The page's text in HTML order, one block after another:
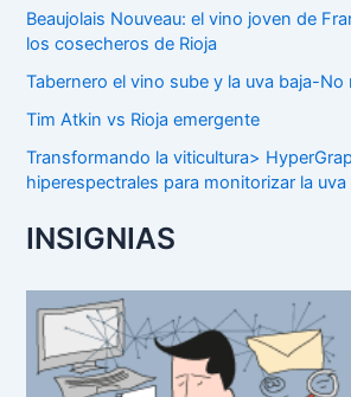
Beaujolais Nouveau: el vino joven de
los cosecheros de Rioja
Tabernero el vino sube y la uva baja-No
Tim Atkin vs Rioja emergente
Transformando la viticultura>
hiperespectrales para monitorizar la
INSIGNIAS